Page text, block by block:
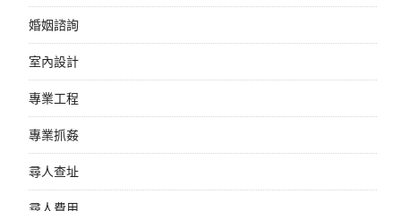
婚姻諮詢
室內設計
專業工程
專業抓姦
尋人查址
尋人費用